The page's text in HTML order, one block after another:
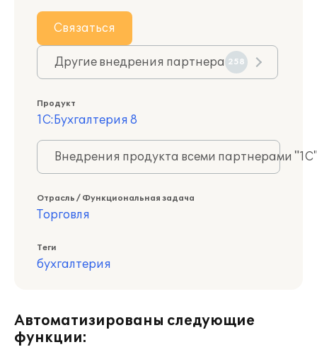
Связаться
Другие внедрения партнера 258
Продукт
1С:Бухгалтерия 8
Внедрения продукта всеми партнерами
Отрасль / Функциональная задача
Торговля
Теги
бухгалтерия
Автоматизированы следующие
функции: